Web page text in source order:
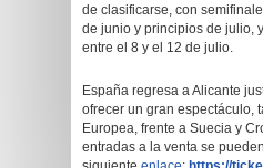
de clasificarse, con
de junio y principios de julio,
entre el 8 y el 12 de julio.
España regresa a Alicante
ofrecer un gran espectáculo,
Europea, frente a Suecia y
entradas a la venta se